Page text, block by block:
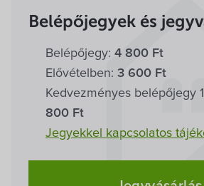
Belépőjegyek és
Belépőjegy: 4 800 Ft
Elővételben: 3 600 Ft
Kedvezményes belépőjegy
800 Ft
Jegyekkel kapcsolatos